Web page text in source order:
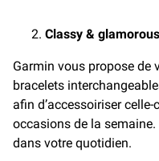
Classy &
Garmin vous propose de
bracelets
afin d’accessoiriser
occasions de la
dans votre quotidien.